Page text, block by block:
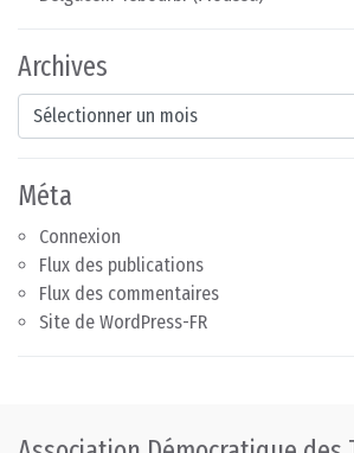
Archives
Archives
Méta
Connexion
Flux des publications
Flux des commentaires
Site de WordPress-FR